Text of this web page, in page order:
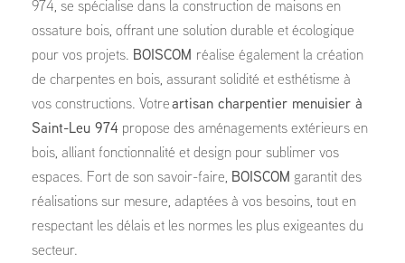
974, se spécialise dans la construction de maisons en
ossature bois, offrant une solution durable et écologique
pour vos projets. BOISCOM réalise également la création
de charpentes en bois, assurant solidité et esthétisme à
vos constructions. Votre artisan charpentier menuisier à
Saint-Leu 974 propose des aménagements extérieurs en
bois, alliant fonctionnalité et design pour sublimer vos
espaces. Fort de son savoir-faire, BOISCOM garantit des
réalisations sur mesure, adaptées à vos besoins, tout en
respectant les délais et les normes les plus exigeantes du
secteur.